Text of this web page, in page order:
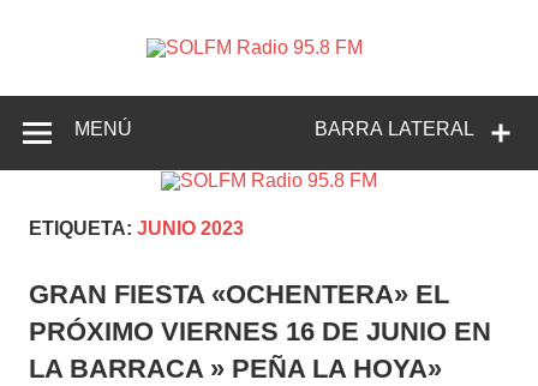
Radio
95.8 FM
Crevillente, Radio en Vega Baja y Radio en el Medio
BARRA LATERAL
MENÚ
ETIQUETA: JUNIO 2023
GRAN FIESTA «OCHENTERA» EL
PRÓXIMO VIERNES 16 DE JUNIO EN
LA BARRACA » PEÑA LA HOYA»